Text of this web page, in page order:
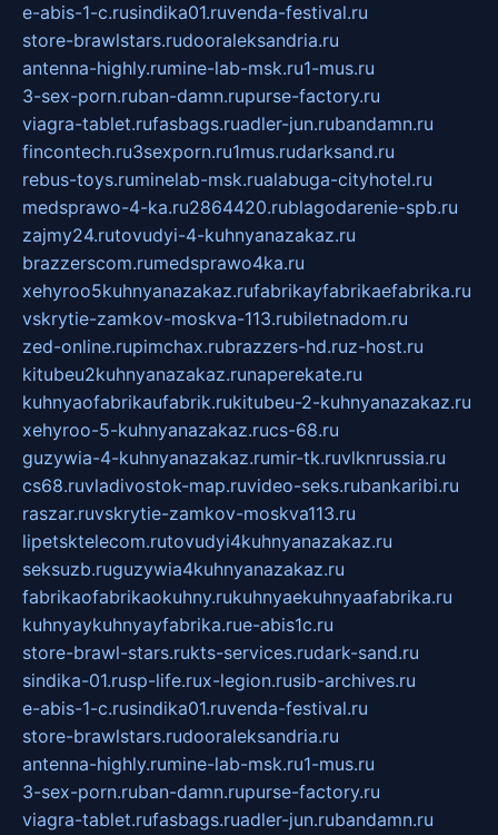
e-abis-1-c.rusindika01.ruvenda-festival.ru
store-brawlstars.rudooraleksandria.ru
antenna-highly.rumine-lab-msk.ru1-mus.ru
3-sex-porn.ruban-damn.rupurse-factory.ru
viagra-tablet.rufasbags.ruadler-jun.rubandamn.ru
fincontech.ru3sexporn.ru1mus.rudarksand.ru
rebus-toys.ruminelab-msk.rualabuga-cityhotel.ru
medsprawo-4-ka.ru2864420.rublagodarenie-spb.ru
zajmy24.rutovudyi-4-kuhnyanazakaz.ru
brazzerscom.rumedsprawo4ka.ru
xehyroo5kuhnyanazakaz.rufabrikayfabrikaefabrika.ru
vskrytie-zamkov-moskva-113.rubiletnadom.ru
zed-online.rupimchax.rubrazzers-hd.ruz-host.ru
kitubeu2kuhnyanazakaz.runaperekate.ru
kuhnyaofabrikaufabrik.rukitubeu-2-kuhnyanazakaz.ru
xehyroo-5-kuhnyanazakaz.rucs-68.ru
guzywia-4-kuhnyanazakaz.rumir-tk.ruvlknrussia.ru
cs68.ruvladivostok-map.ruvideo-seks.rubankaribi.ru
raszar.ruvskrytie-zamkov-moskva113.ru
lipetsktelecom.rutovudyi4kuhnyanazakaz.ru
seksuzb.ruguzywia4kuhnyanazakaz.ru
fabrikaofabrikaokuhny.rukuhnyaekuhnyaafabrika.ru
kuhnyaykuhnyayfabrika.rue-abis1c.ru
store-brawl-stars.rukts-services.rudark-sand.ru
sindika-01.rusp-life.rux-legion.rusib-archives.ru
e-abis-1-c.rusindika01.ruvenda-festival.ru
store-brawlstars.rudooraleksandria.ru
antenna-highly.rumine-lab-msk.ru1-mus.ru
3-sex-porn.ruban-damn.rupurse-factory.ru
viagra-tablet.rufasbags.ruadler-jun.rubandamn.ru